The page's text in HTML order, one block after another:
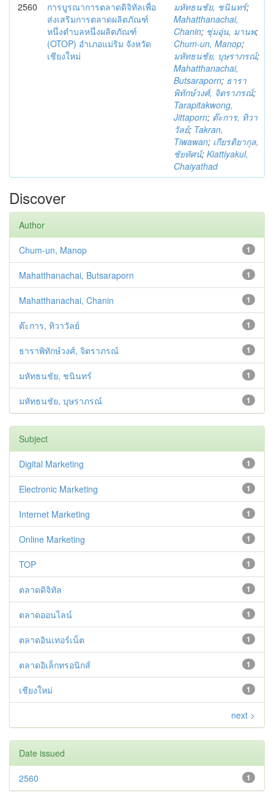
2560
การบูรณาการตลาดดิจิทัลเพื่อ
ส่งเสริมการตลาดผลิตภัณฑ์
หนึ่งตำบลหนึ่งผลิตภัณฑ์
(OTOP) อำเภอแม่ริม จังหวัด
เชียงใหม่
มหัทธนชัย, ชนินทร์;
Mahatthanachai,
Chanin; ชุ่มอุ่น, มานพ;
Chum-un, Manop;
มหัทธนชัย, บุษราภรณ์;
Mahatthanachai,
Butsaraporn; ธารา
พิทักษ์วงศ์, จิตราภรณ์;
Tarapitakwong,
Jittaporn; ต๊ะการ, ทิวา
วัลย์; Takran,
Tiwawan; เกียรติยากุล,
ชัยทัศน์; Kiattiyakul,
Chaiyathad
Discover
Author
1
Chum-un, Manop
1
Mahatthanachai, Butsaraporn
1
Mahatthanachai, Chanin
1
ต๊ะการ, ทิวาวัลย์
1
ธาราพิทักษ์วงศ์, จิตราภรณ์
1
มหัทธนชัย, ชนินทร์
1
มหัทธนชัย, บุษราภรณ์
Subject
1
Digital Marketing
1
Electronic Marketing
1
Internet Marketing
1
Online Marketing
1
TOP
1
ตลาดดิจิทัล
1
ตลาดออนไลน์
1
ตลาดอินเทอร์เน็ต
1
ตลาดอิเล็กทรอนิกส์
1
เชียงใหม่
next >
Date issued
1
2560